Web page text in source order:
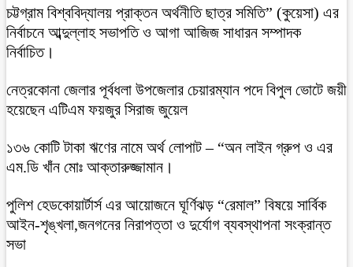
চট্টগ্রাম বিশ্ববিদ্যালয় প্রাক্তন অর্থনীতি ছাত্র সমিতি” (কুয়েসা) এর
নির্বাচনে আব্দুল্লাহ সভাপতি ও আগা আজিজ সাধারন সম্পাদক
নির্বাচিত।
নেত্রকোনা জেলার পূর্বধলা উপজেলার চেয়ারম্যান পদে বিপুল ভোটে জয়ী
হয়েছেন এটিএম ফয়জুর সিরাজ জুয়েল
১৩৬ কোটি টাকা ঋণের নামে অর্থ লোপাট – “অন লাইন গ্রুপ ও এর
এম.ডি খাঁন মোঃ আক্তারুজ্জামান।
পুলিশ হেডকোয়ার্টার্স এর আয়োজনে ঘূর্ণিঝড় “রেমাল” বিষয়ে সার্বিক
আইন-শৃঙ্খলা,জনগনের নিরাপত্তা ও দুর্যোগ ব্যবস্থাপনা সংক্রান্ত
সভা